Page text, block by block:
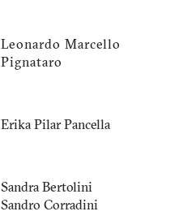
Leonardo Marcello
Pignataro
Erika Pilar Pancella
Sandra Bertolini
Sandro Corradini